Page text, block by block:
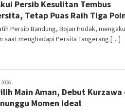
Redaksi
Persib Kesulitan Tembus
Tetap Puas Raih Tiga
Persib Bandung, Bojan Hodak,
saat menghadapi Persita Tangerang […]
Main Aman, Debut Kurzawa
Momen Ideal